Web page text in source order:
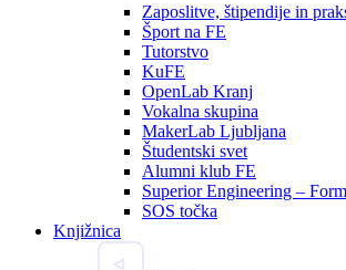
Zaposlitve, štipendije in
Šport na FE
Tutorstvo
KuFE
OpenLab Kranj
Vokalna skupina
MakerLab Ljubljana
Študentski svet
Alumni klub FE
Superior Engineering –
SOS točka
Knjižnica